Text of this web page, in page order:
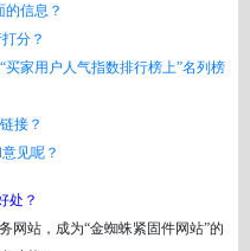
信息？
分？
买家用户人气指数排行榜上”名列榜
接？
见呢？
处？
网站，成为“金蜘蛛紧固件网站”的